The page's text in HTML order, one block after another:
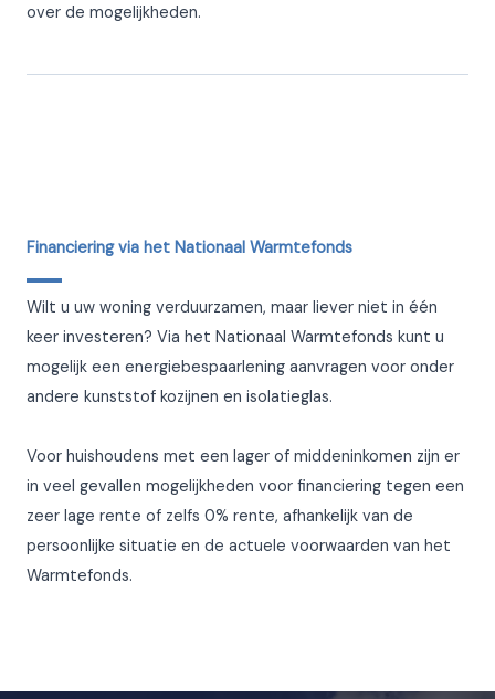
over de mogelijkheden.
Financiering via het Nationaal Warmtefonds
Wilt u uw woning verduurzamen, maar liever niet in één
keer investeren? Via het Nationaal Warmtefonds kunt u
mogelijk een energiebespaarlening aanvragen voor onder
andere kunststof kozijnen en isolatieglas.
Voor huishoudens met een lager of middeninkomen zijn er
in veel gevallen mogelijkheden voor financiering tegen een
zeer lage rente of zelfs 0% rente, afhankelijk van de
persoonlijke situatie en de actuele voorwaarden van het
Warmtefonds.